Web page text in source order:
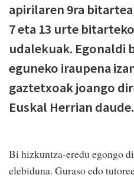
apirilaren 9ra
7 eta 13 urte
udalekuak. Egonaldi
eguneko iraupena
gaztetxoak joango
Euskal Herrian daude.
Bi hizkuntza-eredu egongo
elebiduna. Guraso edo